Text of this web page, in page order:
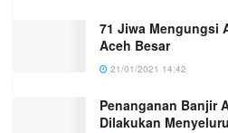
71 Jiwa Mengungsi
Aceh Besar
21/01/2021 14:42
Penanganan Banjir
Dilakukan